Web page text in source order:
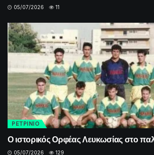
05/07/2026 11
ΡΕΤΡINIO
Ο ιστορικός Ορφέας Λευκωσίας στο
05/07/2026 129